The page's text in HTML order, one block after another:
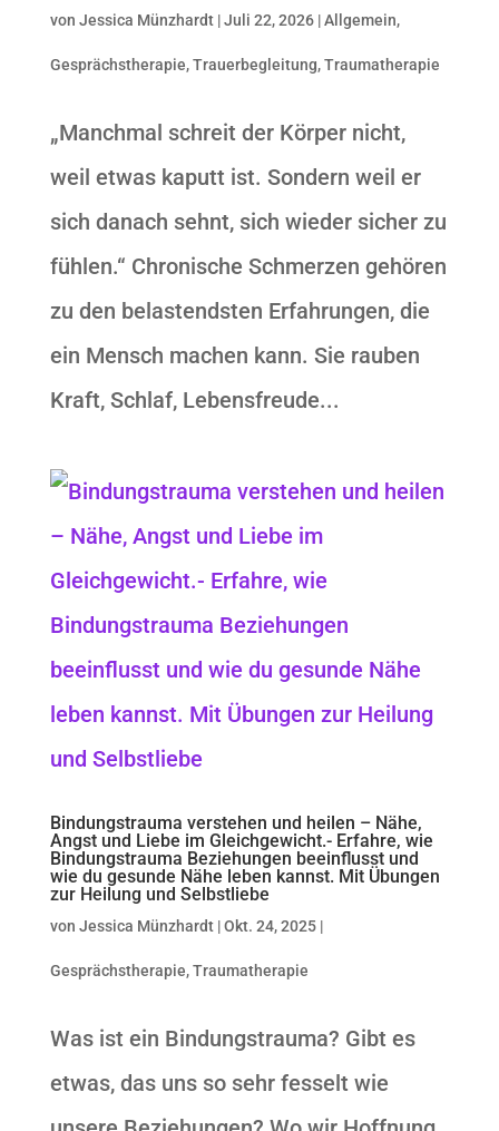
von Jessica Münzhardt|Juli 22, 2026|Allgemein,
Gesprächstherapie,Trauerbegleitung,Traumatherapie
„Manchmal schreit der Körper nicht,
weil etwas kaputt ist. Sondern weil er
sich danach sehnt, sich wieder sicher zu
fühlen.“ Chronische Schmerzen gehören
zu den belastendsten Erfahrungen, die
ein Mensch machen kann. Sie rauben
Kraft, Schlaf, Lebensfreude...
Bindungstrauma verstehen und heilen – Nähe,
Angst und Liebe im Gleichgewicht.- Erfahre, wie
Bindungstrauma Beziehungen beeinflusst und
wie du gesunde Nähe leben kannst. Mit Übungen
zur Heilung und Selbstliebe
von Jessica Münzhardt|Okt. 24, 2025|
Gesprächstherapie,Traumatherapie
Was ist ein Bindungstrauma? Gibt es
etwas, das uns so sehr fesselt wie